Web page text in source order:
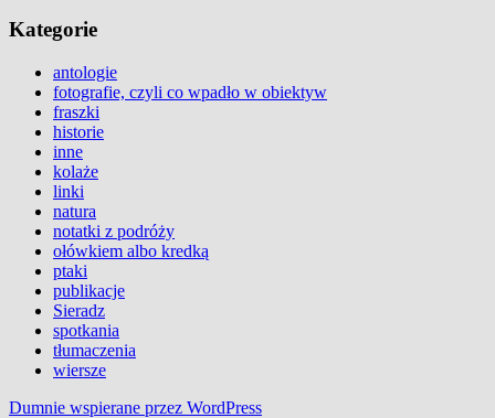
Kategorie
antologie
fotografie, czyli co wpadło w obiektyw
fraszki
historie
inne
kolaże
linki
natura
notatki z podróży
ołówkiem albo kredką
ptaki
publikacje
Sieradz
spotkania
tłumaczenia
wiersze
Dumnie wspierane przez WordPress